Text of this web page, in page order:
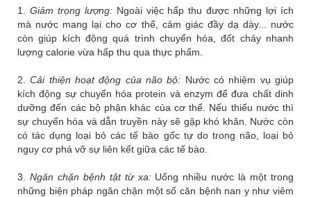
1. Giảm trọng lượng:Ngoài việc hấp thu được những lợi ích
mà nước mang lại cho cơ thể, cảm giác đầy dạ dày... nước
còn giúp kích động quá trình chuyển hóa, đốt cháy nhanh
lượng calorie vừa hấp thu qua thực phẩm.
2.Cải thiện hoạt động của não bộ: Nước có nhiệm vụ giúp
kích động sự chuyển hóa protein và enzym để đưa chất dinh
dưỡng đến các bộ phận khác của cơ thể. Nếu thiếu nước thì
sự chuyển hóa và dẫn truyền này sẽ gặp khó khăn. Nước còn
có tác dụng loại bỏ các tế bào gốc tự do trong não, loại bỏ
nguy cơ phá vỡ sự liên kết giữa các tế bào.
3. Ngăn chặn bệnh tật từ xa: Uống nhiều nước là một trong
những biện pháp ngăn chặn một số căn bệnh nan y như viêm